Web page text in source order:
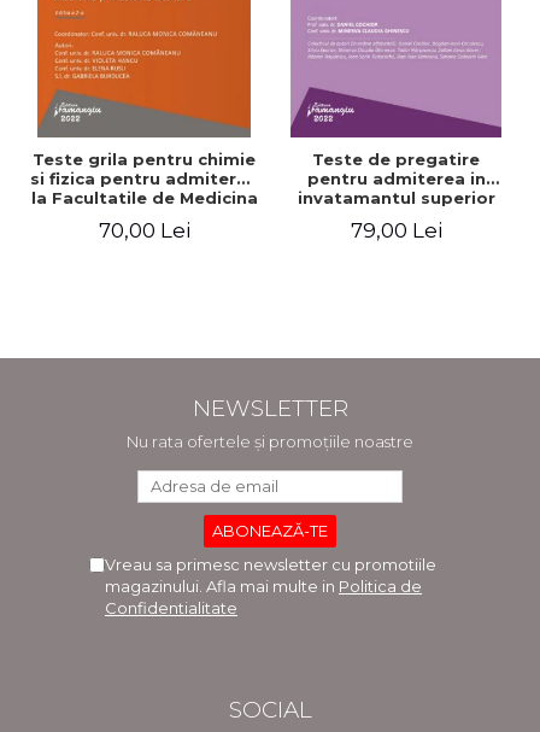
Teste grila pentru chimie
si fizica pentru admiterea
la Facultatile de Medicina
si Medicina Dentara.
Editia a II-a - Raluca
70,00 Lei
Teste de pregatire
pentru admiterea in
invatamantul superior
medical. Editia a V-a -
Daniel Cochior, Minerva
79,00 Lei
NEWSLETTER
Nu rata ofertele și promoțiile noastre
Vreau sa primesc newsletter cu promotiile
magazinului. Afla mai multe in Politica de
Confidentialitate
SOCIAL